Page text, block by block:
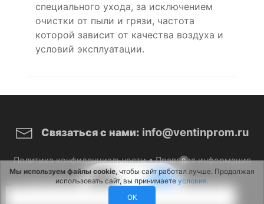
0
специального ухода, за исключением
очистки от пыли и грязи, частота
которой зависит от качества воздуха и
условий эксплуатации.
Связаться с нами: info@ventinprom.ru
Политика конфиденциальности•Правовая информация
© 2026 ВентИнПром. Все права защищены.
Мы используем файлы cookie, чтобы сайт работал лучше. Продолжая
использовать сайт, вы принимаете условия.
OK